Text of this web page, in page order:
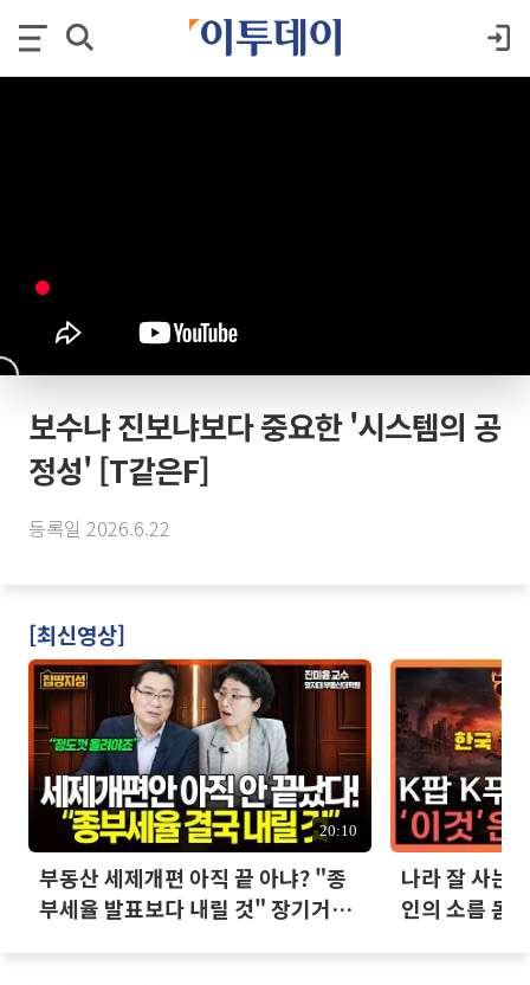
보수냐 진보냐보다 중요한 '시스템의 공
정성' [T같은F]
등록일 2026.6.22
[최신영상]
20:10
부동산 세제개편 아직 끝 아냐? "종
부세율 발표보다 내릴 것" 장기거주
나라 잘 사는
인의 소름 돋